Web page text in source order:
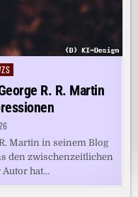
R. R. Martin
Martin in seinem Blog
den zwischenzeitlichen
Autor hat…